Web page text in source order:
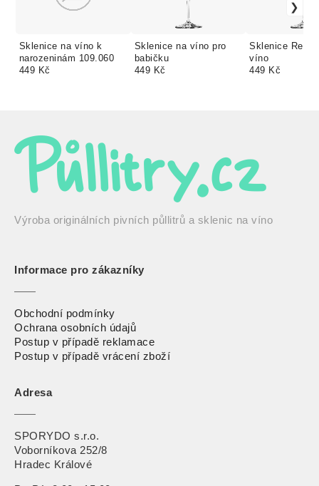
Sklenice na víno k
narozeninám 109.060
449 Kč
Sklenice na víno pro
babičku
449 Kč
Sklenice
víno
449 Kč
Výroba originálních pivních půllitrů a sklenic na víno
Informace pro zákazníky
Obchodní podmínky
Ochrana osobních údajů
Postup v případě reklamace
Postup v případě vrácení zboží
Adresa
SPORYDO s.r.o.
Voborníkova 252/8
Hradec Králové